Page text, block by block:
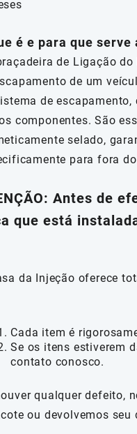
é e para que
de Ligação
de um
de
componentes. São
selado,
para fora
: Antes de
que está
da Injeção oferece
Cada item é
Se os itens estiverem
contato conosco.
qualquer defeito,
ou devolvemos seu